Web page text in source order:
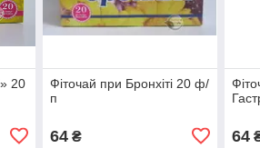
20
Фіточай при Бронхіті 20 ф/
п
64₴ 64